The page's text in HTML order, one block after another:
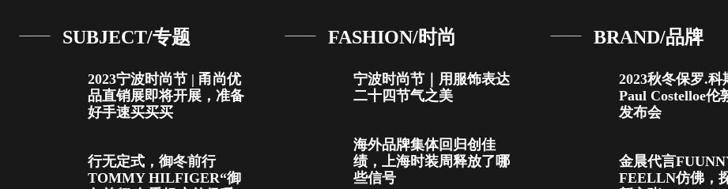
SUBJECT/专题
2023宁波时尚节 | 甬尚优
品直销展即将开展，准备
好手速买买买
行无定式，御冬前行
TOMMY HILFIGER“御
FASHION/时尚
宁波时尚节｜用服饰表达
二十四节气之美
海外品牌集体回归创佳
绩，上海时装周释放了哪
些信号
BRAND/品牌
2023秋冬保罗.科
Paul Costelloe伦
发布会
金晨代言
FEELLN仿佛，